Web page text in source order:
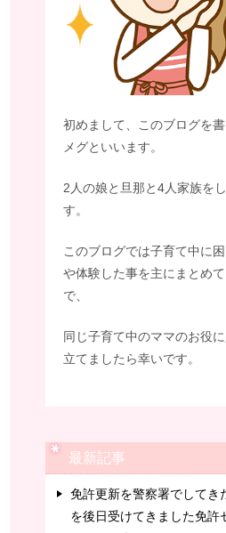
初めまして、このブログを
メグといいます。
2人の娘と旦那と4人家族を
す。
このブログでは子育て中に
や体験した事を主にまとめ
で、
同じ子育て中のママのお役
立てましたら幸いです。
最新記事
免許更新を警察署でしてき
を後日受けてきました免許